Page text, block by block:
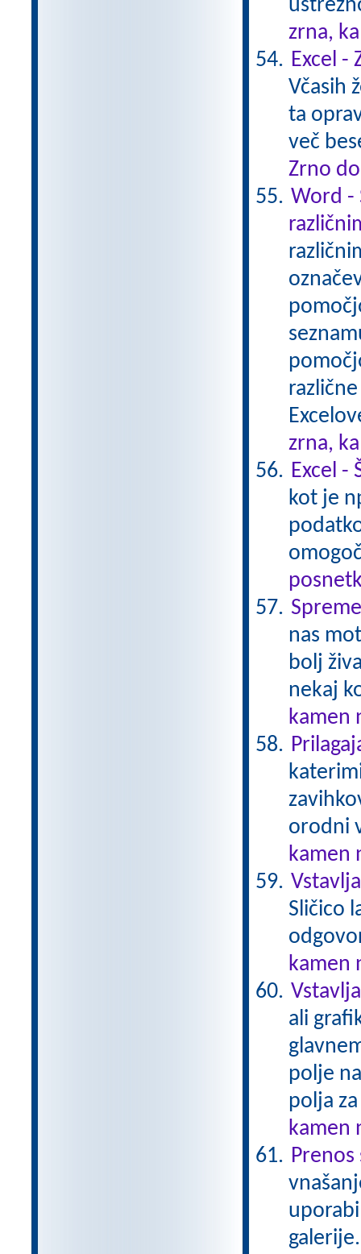
zrna,
Excel -
Včasih
ta
več
Zrno
Word -
zrna,
Excel -
kot je
nas
bolj
nekaj
kamen
orodni
kamen
Sličico
kamen
ali
polje
polja
kamen